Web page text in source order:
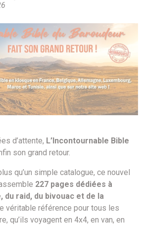
d’attente, L’Incontournable Bible
son grand retour.
qu’un simple catalogue, ce nouvel
227 pages dédiées à
du raid, du bivouac et de la
véritable référence pour tous les
qu’ils voyagent en 4x4, en van, en